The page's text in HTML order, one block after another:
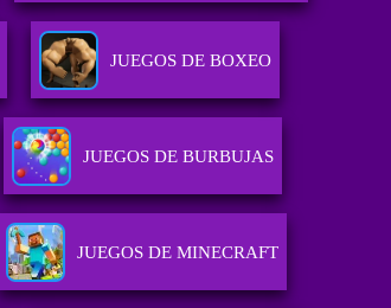
JUEGOS DE BOXEO
JUEGOS DE BURBUJAS
JUEGOS DE MINECRAFT